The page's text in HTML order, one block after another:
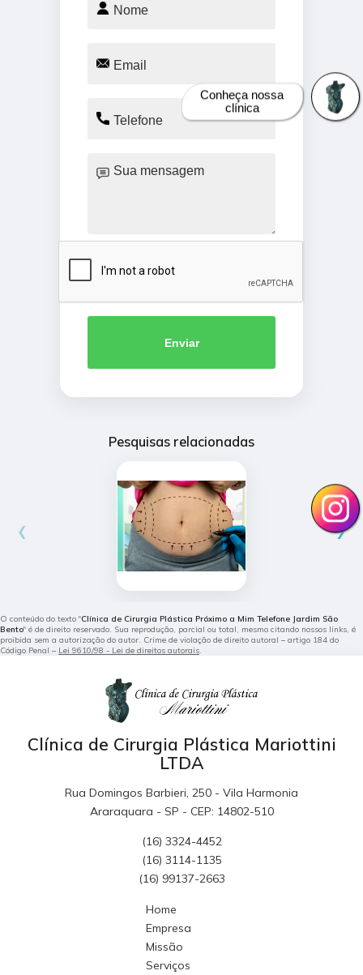
Enviar
Pesquisas relacionadas
‹ ›
O conteúdo do texto "Clínica de Cirurgia Plástica Próximo a Mim Telefone Jardim São
Bento" é de direito reservado. Sua reprodução, parcial ou total, mesmo citando nossos links, é
proibida sem a autorização do autor. Crime de violação de direito autoral – artigo 184 do
Código Penal – Lei 9610/98 - Lei de direitos autorais.
Clínica de Cirurgia Plástica Mariottini
LTDA
Rua Domingos Barbieri, 250 - Vila Harmonia
Araraquara - SP - CEP: 14802-510
(16) 3324-4452
(16) 3114-1135
(16) 99137-2663
Home
Empresa
Missão
Serviços
Conheça nossa
clínica